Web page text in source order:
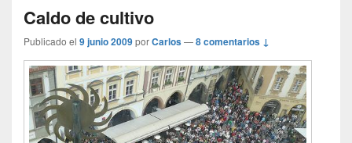
Caldo de cultivo
Publicado el 9 junio 2009porCarlos—8 comentarios ↓